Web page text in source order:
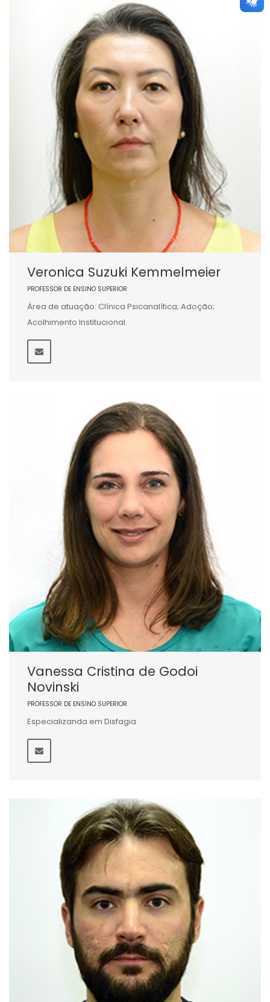
Veronica Suzuki Kemmelmeier
PROFESSOR DE ENSINO SUPERIOR
Área de atuação: Clínica Psicanalítica; Adoção;
Acolhimento Institucional.
Vanessa Cristina de Godoi
Novinski
PROFESSOR DE ENSINO SUPERIOR
Especializanda em Disfagia